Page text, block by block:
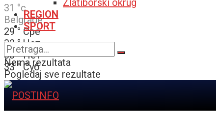
31 °c
Belgrade
29 ° Сре
32 ° Чет
33 ° Пет
33 ° Суб
Zlatiborski okrug
REGION
SPORT
Nema rezultata
Pogledaj sve rezultate